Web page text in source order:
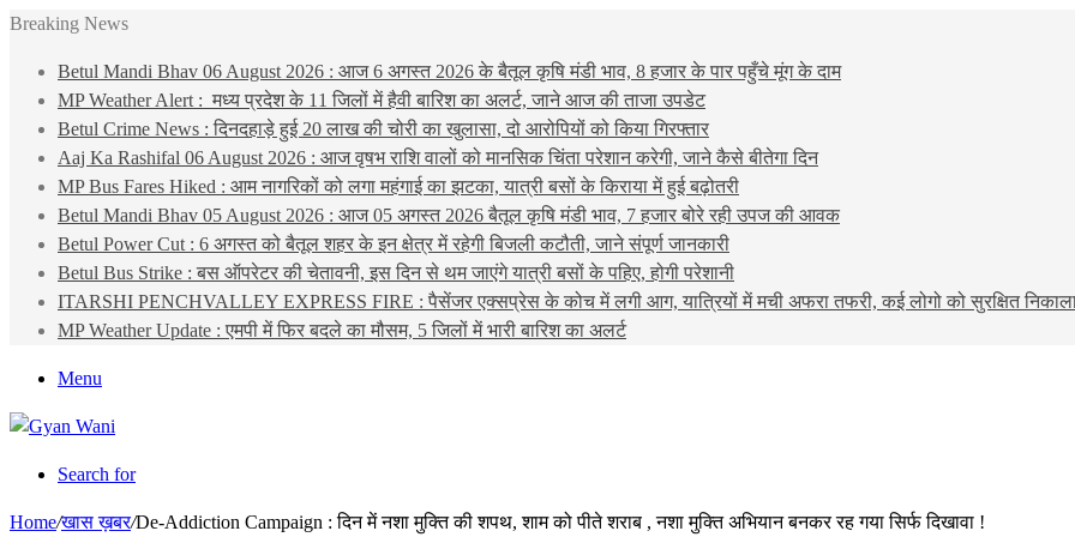
Breaking News
Betul Mandi Bhav 06 August 2026 : आज 6 अगस्त 2026 के बैतूल कृषि मंडी भाव, 8 हजार के पार पहुँचे मूंग के दाम
MP Weather Alert : मध्य प्रदेश के 11 जिलों में हैवी बारिश का अलर्ट, जाने आज की ताजा उपडेट
Betul Crime News : दिनदहाड़े हुई 20 लाख की चोरी का खुलासा, दो आरोपियों को किया गिरफ्तार
Aaj Ka Rashifal 06 August 2026 : आज वृषभ राशि वालों को मानसिक चिंता परेशान करेगी, जाने कैसे बीतेगा दिन
MP Bus Fares Hiked : आम नागरिकों को लगा महंगाई का झटका, यात्री बसों के किराया में हुई बढ़ोतरी
Betul Mandi Bhav 05 August 2026 : आज 05 अगस्त 2026 बैतूल कृषि मंडी भाव, 7 हजार बोरे रही उपज की आवक
Betul Power Cut : 6 अगस्त को बैतूल शहर के इन क्षेत्र में रहेगी बिजली कटौती, जाने संपूर्ण जानकारी
Betul Bus Strike : बस ऑपरेटर की चेतावनी, इस दिन से थम जाएंगे यात्री बसों के पहिए, होगी परेशानी
ITARSHI PENCHVALLEY EXPRESS FIRE : पैसेंजर एक्सप्रेस के कोच में लगी आग, यात्रियों में मची अफरा तफरी, कई लोगो को सुरक्षित
MP Weather Update : एमपी में फिर बदले का मौसम, 5 जिलों में भारी बारिश का अलर्ट
Menu
Search for
Home/खास ख़बर/De-Addiction Campaign : दिन में नशा मुक्ति की शपथ, शाम को पीते शराब , नशा मुक्ति अभियान बनकर रह गया सिर्फ दिखावा !